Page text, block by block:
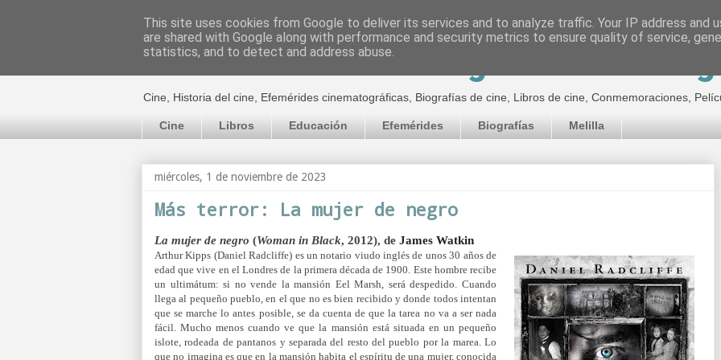
El cultural cinematográfico de Jorge
Cine, Historia del cine, Efemérides cinematográficas, Biografías de cine, Libros de cine, Conmemoraciones,
Cine Libros Educación Efemérides Biografías Melilla
miércoles, 1 de noviembre de 2023
Más terror: La mujer de negro
La mujer de negro (Woman in Black, 2012), de James Watkin
Arthur Kipps (Daniel Radcliffe) es un notario viudo inglés de unos 30 años de
edad que vive en el Londres de la primera década de 1900. Este hombre recibe
un ultimátum: si no vende la mansión Eel Marsh, será despedido. Cuando
llega al pequeño pueblo, en el que no es bien recibido y donde todos intentan
que se marche lo antes posible, se da cuenta de que la tarea no va a ser nada
fácil. Mucho menos cuando ve que la mansión está situada en un pequeño
islote, rodeada de pantanos y separada del resto del pueblo por la marea. Lo
que no imagina es que en la mansión habita el espíritu de una mujer, conocida
This site uses cookies from Google to deliver its services and to analyze traffic. Your IP address and
are shared with Google along with performance and security metrics to ensure quality of service,
statistics, and to detect and address abuse.